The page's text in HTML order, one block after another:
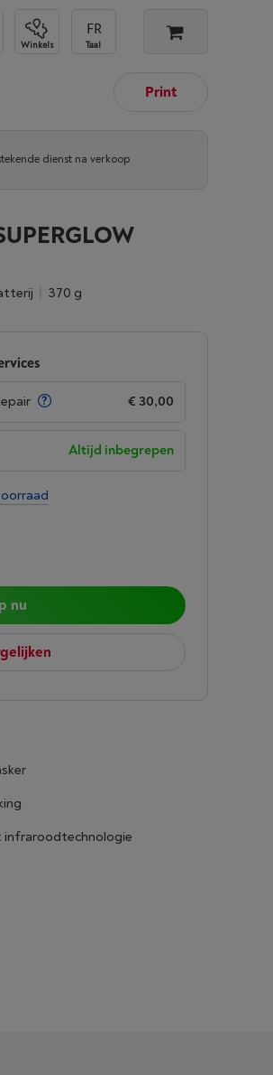
Winkels Taal
Print
dienst na verkoop
370 g
€ 30,00
Altijd inbegrepen
nu
infraroodtechnologie